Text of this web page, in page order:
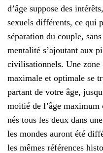
d’âge suppose des
sexuels différents, ce qui
séparation du couple,
mentalité s’ajoutant aux
civilisationnels. Une zone
maximale et optimale se
partant de votre âge,
moitié de l’âge
nés tous les deux dans
les mondes auront été
les mêmes références